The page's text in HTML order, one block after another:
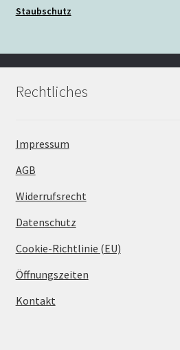
Staubschutz
Rechtliches
Impressum
AGB
Widerrufsrecht
Datenschutz
Cookie-Richtlinie (EU)
Öffnungszeiten
Kontakt